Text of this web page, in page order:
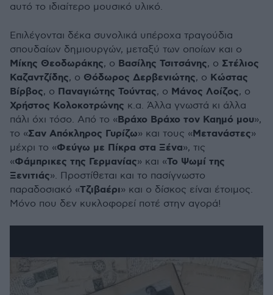
αυτό το ιδιαίτερο μουσικό υλικό.
Επιλέγονται δέκα συνολικά υπέροχα τραγούδια
σπουδαίων δημιουργών, μεταξύ των οποίων και ο
Μίκης Θεοδωράκης, ο Βασίλης Τσιτσάνης, ο Στέλιος
Καζαντζίδης, ο Θόδωρος Δερβενιώτης, ο Κώστας
Βίρβος, ο Παναγιώτης Τούντας, ο Μάνος Λοίζος, ο
Χρήστος Κολοκοτρώνης κ.α. Άλλα γνωστά κι άλλα
πάλι όχι τόσο. Από το «Βράχο Βράχο τον Καημό μου»,
το «Σαν Απόκληρος Γυρίζω» και τους «Μετανάστες»
μέχρι το «Φεύγω με Πίκρα στα Ξένα», τις
«Φάμπρικες της Γερμανίας» και «Το Ψωμί της
Ξενιτιάς». Προστίθεται και το πασίγνωστο
παραδοσιακό «Τζιβαέρι» και ο δίσκος είναι έτοιμος.
Μόνο που δεν κυκλοφορεί ποτέ στην αγορά!